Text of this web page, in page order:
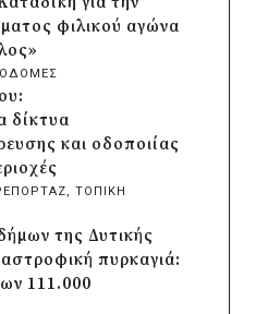
100.000 ευρώ από
της Δυτικής
πυρκαγιά:
111.000
το
στην
φιλικού αγώνα
δίκτυα
και οδοποιίας
, ΤΟΠΙΚΗ
της Δυτικής
πυρκαγιά:
111.000